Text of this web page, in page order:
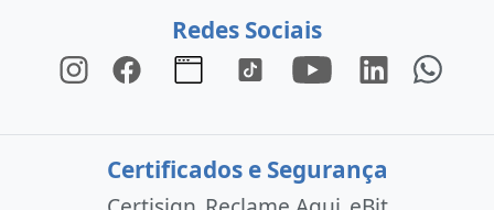
Redes Sociais
Certificados e Segurança